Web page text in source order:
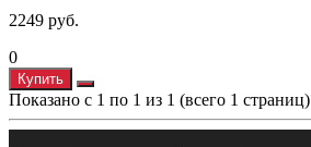
2249 руб.
0
Купить
Показано с 1 по 1 из 1 (всего 1 страниц)